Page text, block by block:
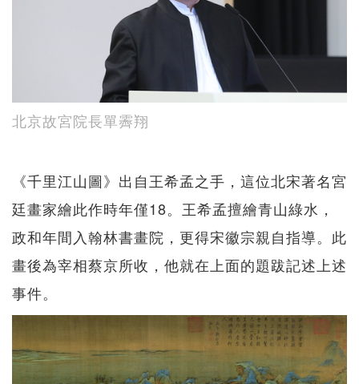
北京故宮院長單霽翔
《千里江山圖》出自王希孟之手，這位北宋著名宮
廷畫家繪此作時年僅18。王希孟擅繪青山綠水，
政和年間入翰林書畫院，更得宋徽宗親自指導。此
畫後為宰相蔡京所收，他就在上面的題跋記述上述
事件。